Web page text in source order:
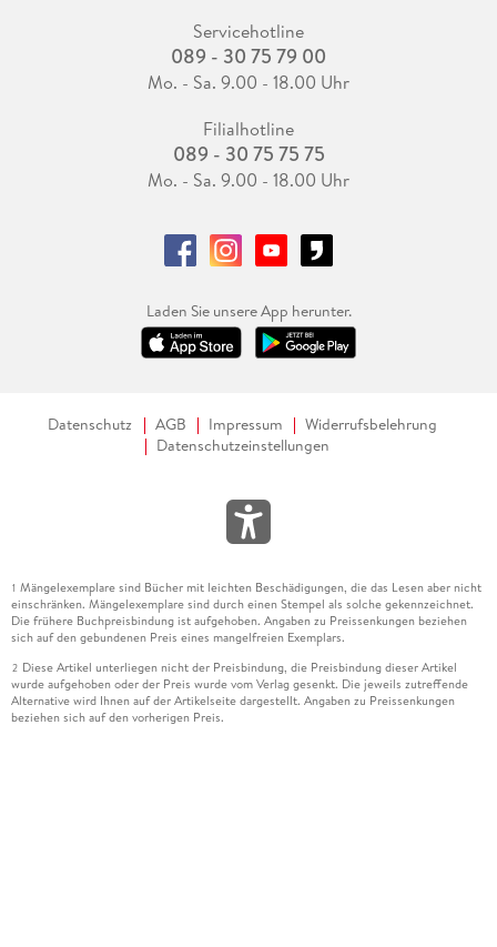
Servicehotline
089 - 30 75 79 00
Mo. - Sa. 9.00 - 18.00 Uhr
Filialhotline
089 - 30 75 75 75
Mo. - Sa. 9.00 - 18.00 Uhr
Laden Sie unsere App herunter.
Datenschutz AGB Impressum
Widerrufsbelehrung
Datenschutzeinstellungen
1 Mängelexemplare sind Bücher mit leichten Beschädigungen, die das Lesen aber nicht
einschränken. Mängelexemplare sind durch einen Stempel als solche gekennzeichnet.
Die frühere Buchpreisbindung ist aufgehoben. Angaben zu Preissenkungen beziehen
sich auf den gebundenen Preis eines mangelfreien Exemplars.
2 Diese Artikel unterliegen nicht der Preisbindung, die Preisbindung dieser Artikel
wurde aufgehoben oder der Preis wurde vom Verlag gesenkt. Die jeweils zutreffende
Alternative wird Ihnen auf der Artikelseite dargestellt. Angaben zu Preissenkungen
beziehen sich auf den vorherigen Preis.